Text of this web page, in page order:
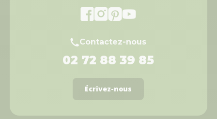
Contactez-nous
02 72 88 39 85
Écrivez-nous